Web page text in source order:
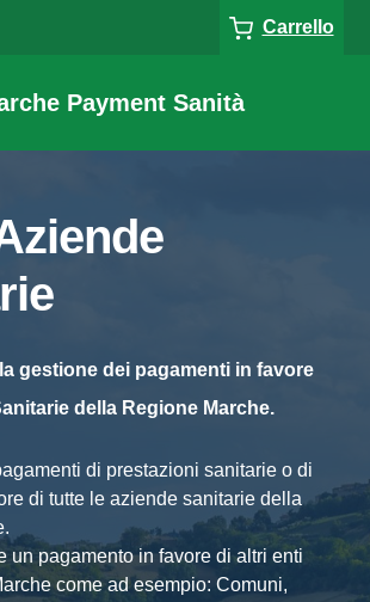
Carrello
Payment Sanità
gestione dei pagamenti in favore
della Regione Marche.
di prestazioni sanitarie o di
di tutte le aziende sanitarie della
un pagamento in favore di altri enti
come ad esempio: Comuni,